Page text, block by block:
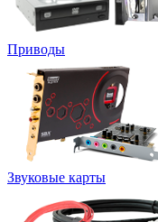
Приводы
Звуковые карты